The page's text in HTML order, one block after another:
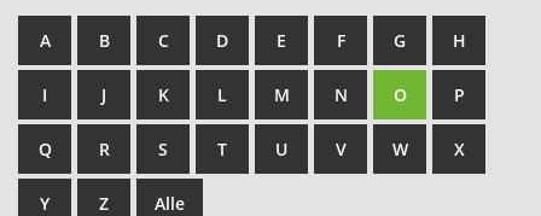
A B C D E F G H
I J K L M N O P
Q R S T U V W X
Y Z Alle